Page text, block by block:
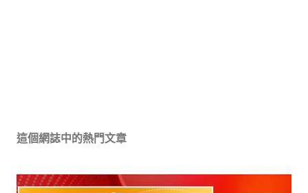
這個網誌中的熱門文章